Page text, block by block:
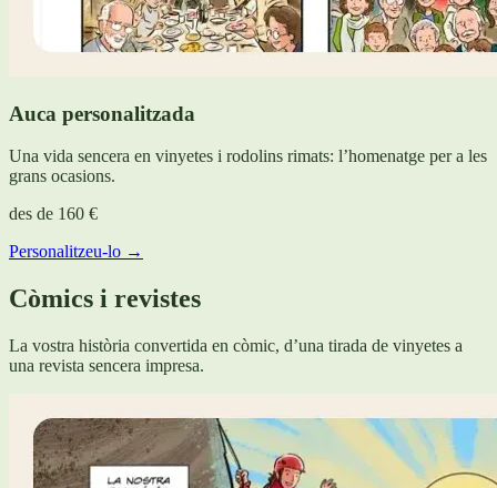
Auca personalitzada
Una vida sencera en vinyetes i rodolins rimats: l’homenatge per a les
grans ocasions.
des de 160 €
Personalitzeu-lo →
Còmics i revistes
La vostra història convertida en còmic, d’una tirada de vinyetes a
una revista sencera impresa.